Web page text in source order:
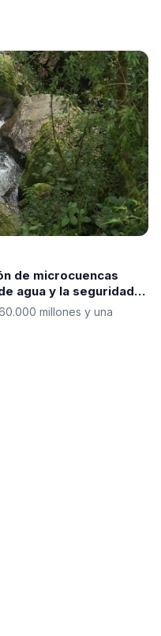
de microcuencas
agua y la seguridad
millones y una